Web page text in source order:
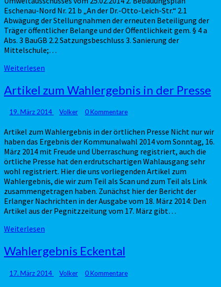
Eschenau-Nord Nr. 21 b „An der Dr.-Otto-Leich-Str.“ 2.1
Abwägung der Stellungnahmen der erneuten Beteiligung der
Träger öffentlicher Belange und der Öffentlichkeit gem. § 4 a
Abs. 3 BauGB 2.2 Satzungsbeschluss 3. Sanierung der
Mittelschule;…
Weiterlesen
Artikel
zum
Wahlergebnis
in
der
Presse
Artikel zum Wahlergebnis in der Presse
19. März 2014 Volker Kommentare
0 Kommentare
Artikel zum Wahlergebnis in der örtlichen Presse Nicht nur wir
haben das Ergebnis der Kommunalwahl 2014 vom Sonntag, 16.
März 2014 mit Freude und Überraschung registriert, auch die
örtliche Presse hat den erdrutschartigen Wahlausgang sehr
wohl registriert. Hier die uns vorliegenden Artikel zum
Wahlergebnis, die wir zum Teil als Scan und zum Teil als Link
zusammengetragen haben. Zunächst hier der Bericht der
Erlanger Nachrichten in der Ausgabe vom 18. März 2014: Den
Artikel aus der Pegnitzzeitung vom 17. März gibt…
Weiterlesen
Wahlergebnis
Eckental
Wahlergebnis Eckental
17. März 2014 Volker Kommentare
0 Kommentare